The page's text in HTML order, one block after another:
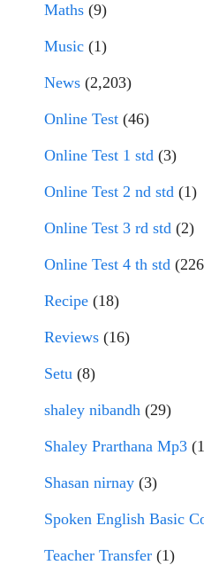
Maths (9)
Music (1)
News (2,203)
Online Test (46)
Online Test 1 std (3)
Online Test 2 nd std (1)
Online Test 3 rd std (2)
Online Test 4 th std
Recipe (18)
Reviews (16)
Setu (8)
shaley nibandh (29)
Shaley Prarthana Mp3
Shasan nirnay (3)
Spoken English Basic
Teacher Transfer (1)